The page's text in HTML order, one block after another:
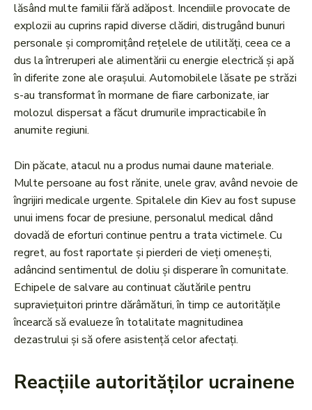
lăsând multe familii fără adăpost. Incendiile provocate de
explozii au cuprins rapid diverse clădiri, distrugând bunuri
personale și compromițând rețelele de utilități, ceea ce a
dus la întreruperi ale alimentării cu energie electrică și apă
în diferite zone ale orașului. Automobilele lăsate pe străzi
s-au transformat în mormane de fiare carbonizate, iar
molozul dispersat a făcut drumurile impracticabile în
anumite regiuni.
Din păcate, atacul nu a produs numai daune materiale.
Multe persoane au fost rănite, unele grav, având nevoie de
îngrijiri medicale urgente. Spitalele din Kiev au fost supuse
unui imens focar de presiune, personalul medical dând
dovadă de eforturi continue pentru a trata victimele. Cu
regret, au fost raportate și pierderi de vieți omenești,
adâncind sentimentul de doliu și disperare în comunitate.
Echipele de salvare au continuat căutările pentru
supraviețuitori printre dărâmături, în timp ce autoritățile
încearcă să evalueze în totalitate magnitudinea
dezastrului și să ofere asistență celor afectați.
Reacțiile autorităților ucrainene